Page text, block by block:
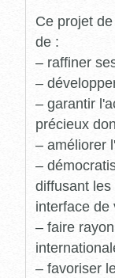
Ce projet
de :
– raffiner
–
– garantir
précieux
– améliorer
–
diffusant
interface de
– faire
– favoriser